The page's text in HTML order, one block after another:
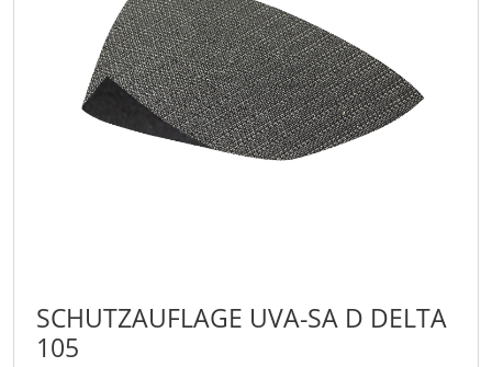
SCHUTZAUFLAGE UVA-SA D DELTA
105